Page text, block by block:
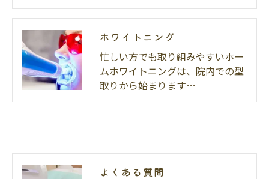
ホワイトニング
忙しい方でも取り組みやすいホー
ムホワイトニングは、院内での型
取りから始まります…
よくある質問